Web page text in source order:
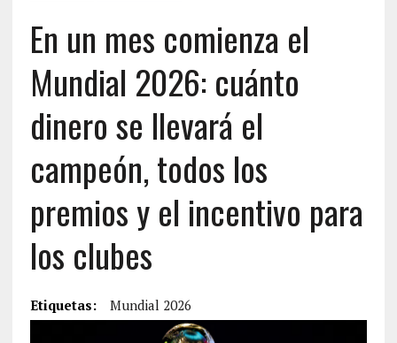
En un mes comienza el
Mundial 2026: cuánto
dinero se llevará el
campeón, todos los
premios y el incentivo para
los clubes
Etiquetas: Mundial 2026